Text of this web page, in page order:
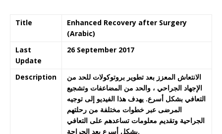
Title
Enhanced Recovery after Surgery
(Arabic)
Last
Update
26 September 2017
Description
الانتعاش المعزز بعد تطوير بروتوكولات للحد من
الإجهاد الجراحي ، والحد من المضاعفات وتشجيع
التعافي بشكل أسرع. يهدف هذا الفيديو إلى توجيه
المرضى عبر خطوات مختلفة من رحلتهم
الجراحية وتقديم معلومات تساعدهم على التعافي
بشكل أسرع بعد الجراحة.